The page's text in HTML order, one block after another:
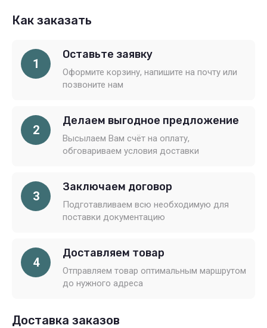
Как заказать
1
Оставьте заявку
Оформите корзину, напишите на почту или
позвоните нам
2
Делаем выгодное предложение
Высылаем Вам счёт на оплату,
обговариваем условия доставки
3
Заключаем договор
Подготавливаем всю необходимую для
поставки документацию
4
Доставляем товар
Отправляем товар оптимальным маршрутом
до нужного адреса
Доставка заказов